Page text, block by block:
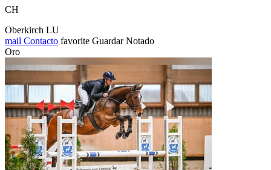
CH
Oberkirch LU
mail Contacto favorite Guardar Notado
Oro